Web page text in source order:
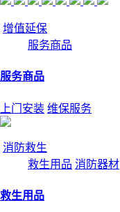
增值延保
服务商品
服务商品
上门安装 维保服务
消防救生
救生用品 消防器材
救生用品